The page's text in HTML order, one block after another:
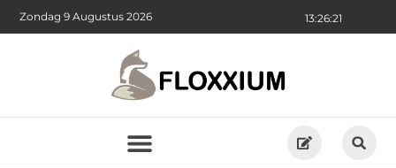
13:26:23
Zondag 9 Augustus 2026